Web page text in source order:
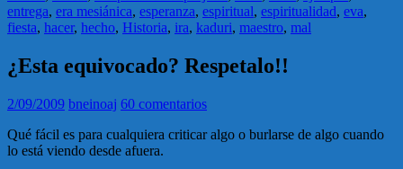
entrega, era mesiánica, esperanza, espiritual, espiritualidad, eva,
fiesta, hacer, hecho, Historia, ira, kaduri, maestro, mal
¿Esta equivocado? Respetalo!!
2/09/2009 bneinoaj 60 comentarios
Qué fácil es para cualquiera criticar algo o burlarse de algo cuando
lo está viendo desde afuera.